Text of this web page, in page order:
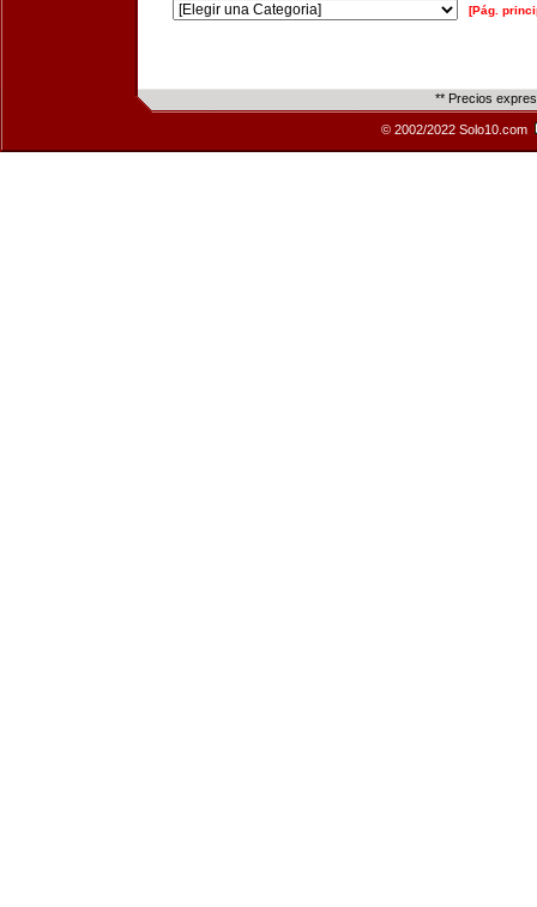
[Pág.
** Precios
© 2002/2022 Solo10.com